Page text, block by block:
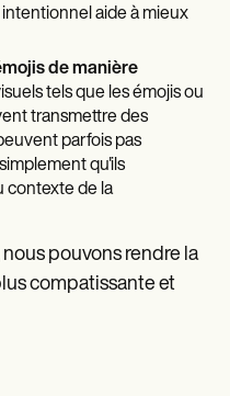
aide à mieux
de manière
tels que les émojis ou
transmettre des
parfois pas
qu'ils
contexte de la
pouvons rendre la
compatissante et